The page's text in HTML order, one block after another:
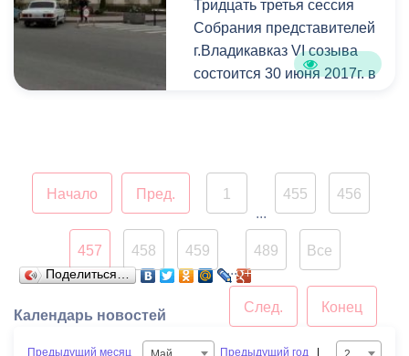
Тридцать третья сессия
Собрания представителей
г.Владикавказ VI созыва
состоится 30 июня 2017г. в
Начало Пред.
1
...
455 456
457 458
459
...
489 Все
Конец
След.
Поделиться…
Календарь новостей
Предыдущий месяц Предыдущий год